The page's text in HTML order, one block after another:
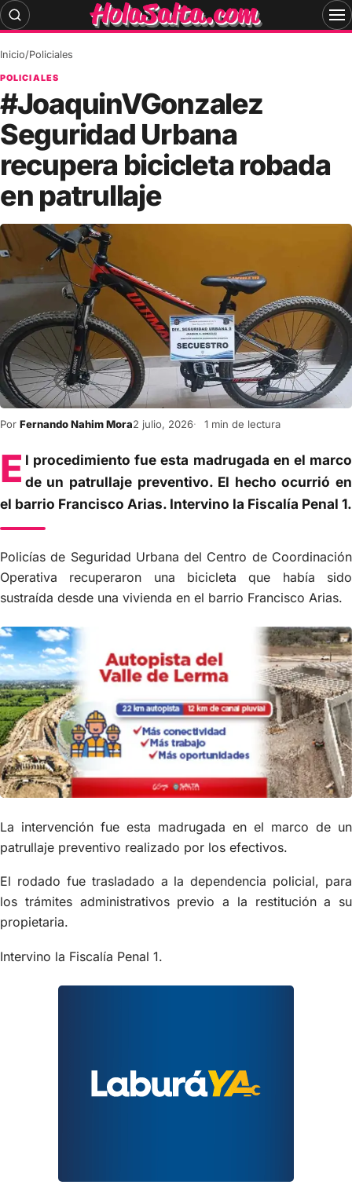
Skip
to
Inicio/Policiales
POLICIALES
#JoaquinVGonzalez
Seguridad Urbana
recupera bicicleta robada
en patrullaje
Por Fernando Nahim Mora2 julio, 2026 1 min de lectura
E l procedimiento fue esta madrugada en el marco
de un patrullaje preventivo. El hecho ocurrió en
el barrio Francisco Arias. Intervino la Fiscalía Penal 1.
Policías de Seguridad Urbana del Centro de Coordinación
Operativa recuperaron una bicicleta que había sido
sustraída desde una vivienda en el barrio Francisco Arias.
La intervención fue esta madrugada en el marco de un
patrullaje preventivo realizado por los efectivos.
El rodado fue trasladado a la dependencia policial, para
los trámites administrativos previo a la restitución a su
propietaria.
Intervino la Fiscalía Penal 1.